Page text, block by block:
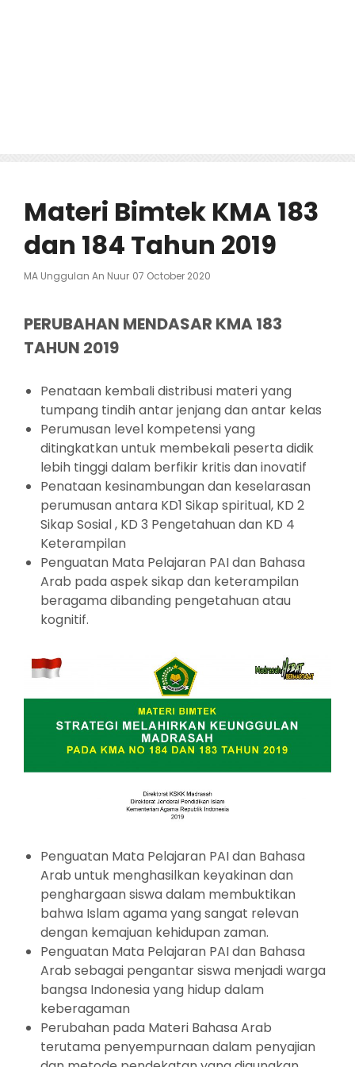
Materi Bimtek KMA 183
dan 184 Tahun 2019
MA Unggulan An Nuur Posted
07 October 2020
PERUBAHAN MENDASAR KMA 183
TAHUN 2019
Penataan kembali distribusi materi yang
tumpang tindih antar jenjang dan antar kelas
Perumusan level kompetensi yang
ditingkatkan untuk membekali peserta didik
lebih tinggi dalam berfikir kritis dan inovatif
Penataan kesinambungan dan keselarasan
perumusan antara KD1 Sikap spiritual, KD 2
Sikap Sosial , KD 3 Pengetahuan dan KD 4
Keterampilan
Penguatan Mata Pelajaran PAI dan Bahasa
Arab pada aspek sikap dan keterampilan
beragama dibanding pengetahuan atau
kognitif.
Penguatan Mata Pelajaran PAI dan Bahasa
Arab untuk menghasilkan keyakinan dan
penghargaan siswa dalam membuktikan
bahwa Islam agama yang sangat relevan
dengan kemajuan kehidupan zaman.
Penguatan Mata Pelajaran PAI dan Bahasa
Arab sebagai pengantar siswa menjadi warga
bangsa Indonesia yang hidup dalam
keberagaman
Perubahan pada Materi Bahasa Arab
terutama penyempurnaan dalam penyajian